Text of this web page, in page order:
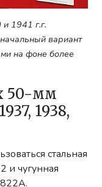
1941 г.г.
вариант
на фоне более
50-мм
1938,
стальная
и чугунная